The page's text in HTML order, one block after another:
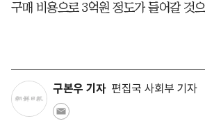
구매 비용으로 3억원 정도가 들어갈 것
구본우 기자 편집국 사회부 기자